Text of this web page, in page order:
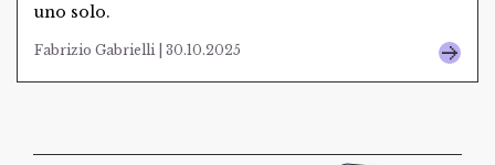
uno solo.
Fabrizio Gabrielli | 30.10.2025